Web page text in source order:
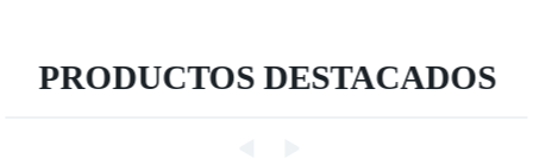
PRODUCTOS DESTACADOS